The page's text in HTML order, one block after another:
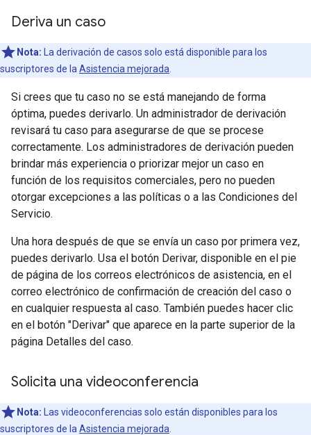
Deriva un caso
Nota: La derivación de casos solo está disponible para los
suscriptores de la Asistencia mejorada
Si crees que tu caso no se está manejando de forma
óptima, puedes derivarlo. Un administrador de derivación
revisará tu caso para asegurarse de que se procese
correctamente. Los administradores de derivación pueden
brindar más experiencia o priorizar mejor un caso en
función de los requisitos comerciales, pero no pueden
otorgar excepciones a las políticas o a las Condiciones del
Servicio.
Una hora después de que se envía un caso por primera vez,
puedes derivarlo. Usa el botón Derivar, disponible en el pie
de página de los correos electrónicos de asistencia, en el
correo electrónico de confirmación de creación del caso o
en cualquier respuesta al caso. También puedes hacer clic
en el botón "Derivar" que aparece en la parte superior de la
página Detalles del caso.
Solicita una videoconferencia
Nota: Las videoconferencias solo están disponibles para los
suscriptores de la Asistencia mejorada